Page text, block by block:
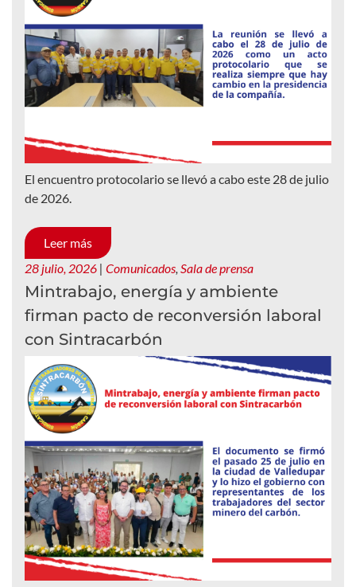
El encuentro protocolario se llevó a cabo este 28 de julio
de 2026.
Leer más
28 julio, 2026 | Comunicados, Sala de prensa
Mintrabajo, energía y ambiente
firman pacto de reconversión laboral
con Sintracarbón